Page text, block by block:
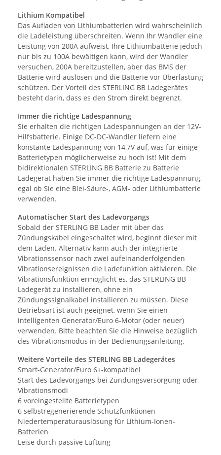
Lithium Kompatibel
Das Aufladen von Lithiumbatterien wird wahrscheinlich
die Ladeleistung überschreiten. Wenn Ihr Wandler eine
Leistung von 200A aufweist, Ihre Lithiumbatterie jedoch
nur bis zu 100A bewältigen kann, wird der Wandler
versuchen, 200A bereitzustellen, aber das BMS der
Batterie wird auslösen und die Batterie vor Überlastung
schützen. Der Vorteil des STERLING BB Ladegerätes
besteht darin, dass es den Strom direkt begrenzt.
Immer die richtige Ladespannung
Sie erhalten die richtigen Ladespannungen an der 12V-
Hilfsbatterie. Einige DC-DC-Wandler liefern eine
konstante Ladespannung von 14,7V auf, was für einige
Batterietypen möglicherweise zu hoch ist! Mit dem
bidirektionalen STERLING BB Batterie zu Batterie
Ladegerät haben Sie immer die richtige Ladespannung,
egal ob Sie eine Blei-Säure-, AGM- oder Lithiumbatterie
verwenden.
Automatischer Start des Ladevorgangs
Sobald der STERLING BB Lader mit über das
Zündungskabel eingeschaltet wird, beginnt dieser mit
dem Laden. Alternativ kann auch der integrierte
Vibrationssensor nach zwei aufeinanderfolgenden
Vibrationsereignissen die Ladefunktion aktivieren. Die
Vibrationsfunktion ermöglicht es, das STERLING BB
Ladegerät zu installieren, ohne ein
Zündungssignalkabel installieren zu müssen. Diese
Betriebsart ist auch geeignet, wenn Sie einen
intelligenten Generator/Euro 6-Motor (oder neuer)
verwenden. Bitte beachten Sie die Hinweise bezüglich
des Vibrationsmodus in der Bedienungsanleitung.
Weitere Vorteile des STERLING BB Ladegerätes
Smart-Generator/Euro 6+-kompatibel
Start des Ladevorgangs bei Zündungsversorgung oder
Vibrationsmodi
6 voreingestellte Batterietypen
6 selbstregenerierende Schutzfunktionen
Niedertemperaturauslösung für Lithium-Ionen-
Batterien
Leise durch passive Lüftung